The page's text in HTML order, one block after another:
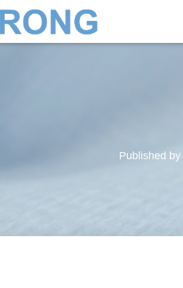
Published by